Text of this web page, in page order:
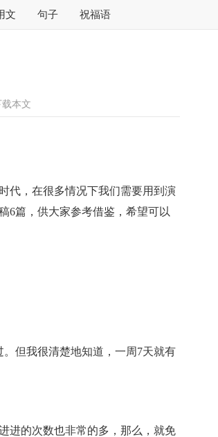
文 句子 祝福语
载本文
代，在很多情况下我们需要用到演
6篇，供大家参考借鉴，希望可以
但我很清楚地知道，一周7天就有
进的次数也非常的多，那么，就免